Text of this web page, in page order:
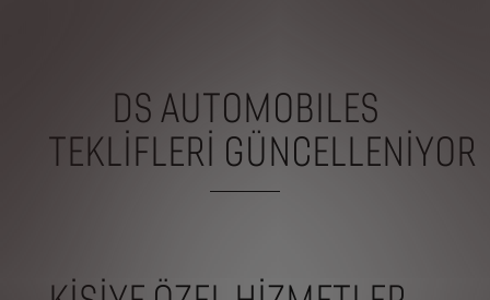
DS AUTOMOBILES
TEKLİFLERİ GÜNCELLENİYOR